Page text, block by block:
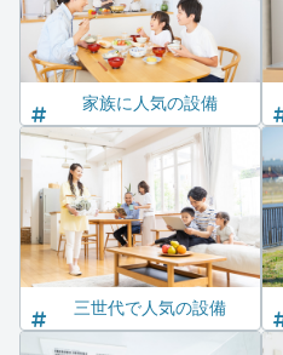
家族に人気の設備
三世代で人気の設備